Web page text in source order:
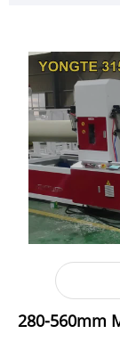
280-560mm